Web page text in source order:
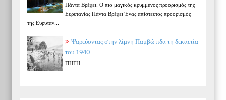
Πάντα Βρέχει: Ο πιο μαγικός κρυμμένος προορισμός της
Ευρυτανίας Πάντα Βρέχει Ένας απίστευτος προορισμός
της Ευρυταν...
Ψαρεύοντας στην λίμνη Παμβώτιδα τη δεκαετία
του 1940
ΠΗΓΗ